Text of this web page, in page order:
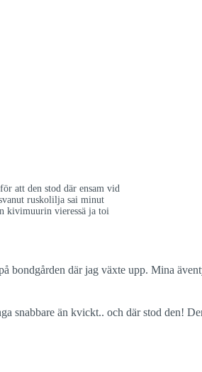
att den stod där ensam vid
ruskolilja sai minut
kivimuurin vieressä ja toi
bondgården där jag växte upp. Mina
snabbare än kvickt.. och där stod den!